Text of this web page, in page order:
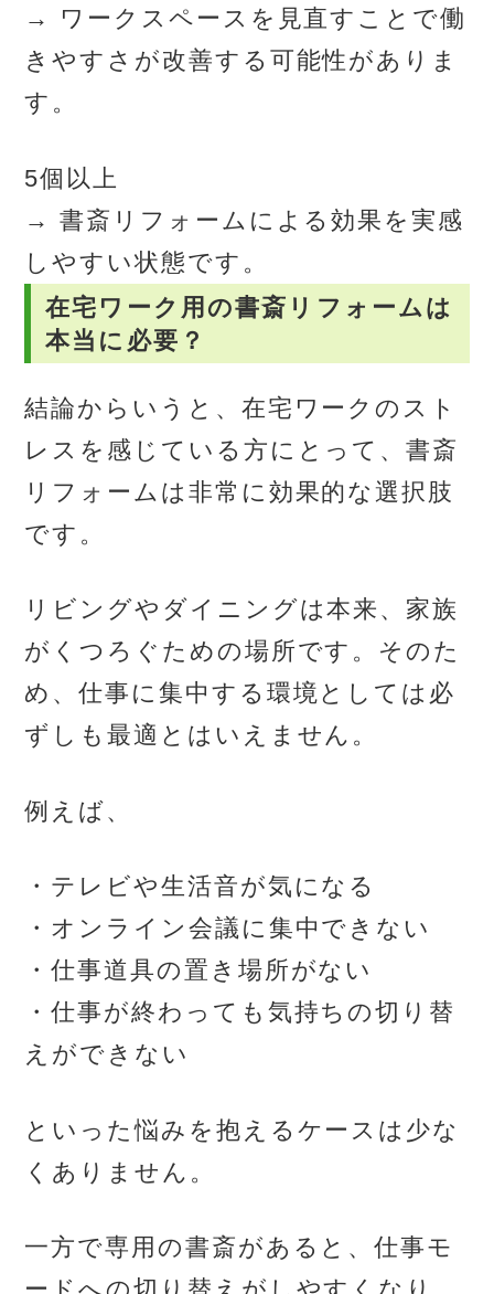
→ ワークスペースを見直すことで働
きやすさが改善する可能性がありま
す。
5個以上
→ 書斎リフォームによる効果を実感
しやすい状態です。
在宅ワーク用の書斎リフォームは
本当に必要？
結論からいうと、在宅ワークのスト
レスを感じている方にとって、書斎
リフォームは非常に効果的な選択肢
です。
リビングやダイニングは本来、家族
がくつろぐための場所です。そのた
め、仕事に集中する環境としては必
ずしも最適とはいえません。
例えば、
・テレビや生活音が気になる
・オンライン会議に集中できない
・仕事道具の置き場所がない
・仕事が終わっても気持ちの切り替
えができない
といった悩みを抱えるケースは少な
くありません。
一方で専用の書斎があると、仕事モ